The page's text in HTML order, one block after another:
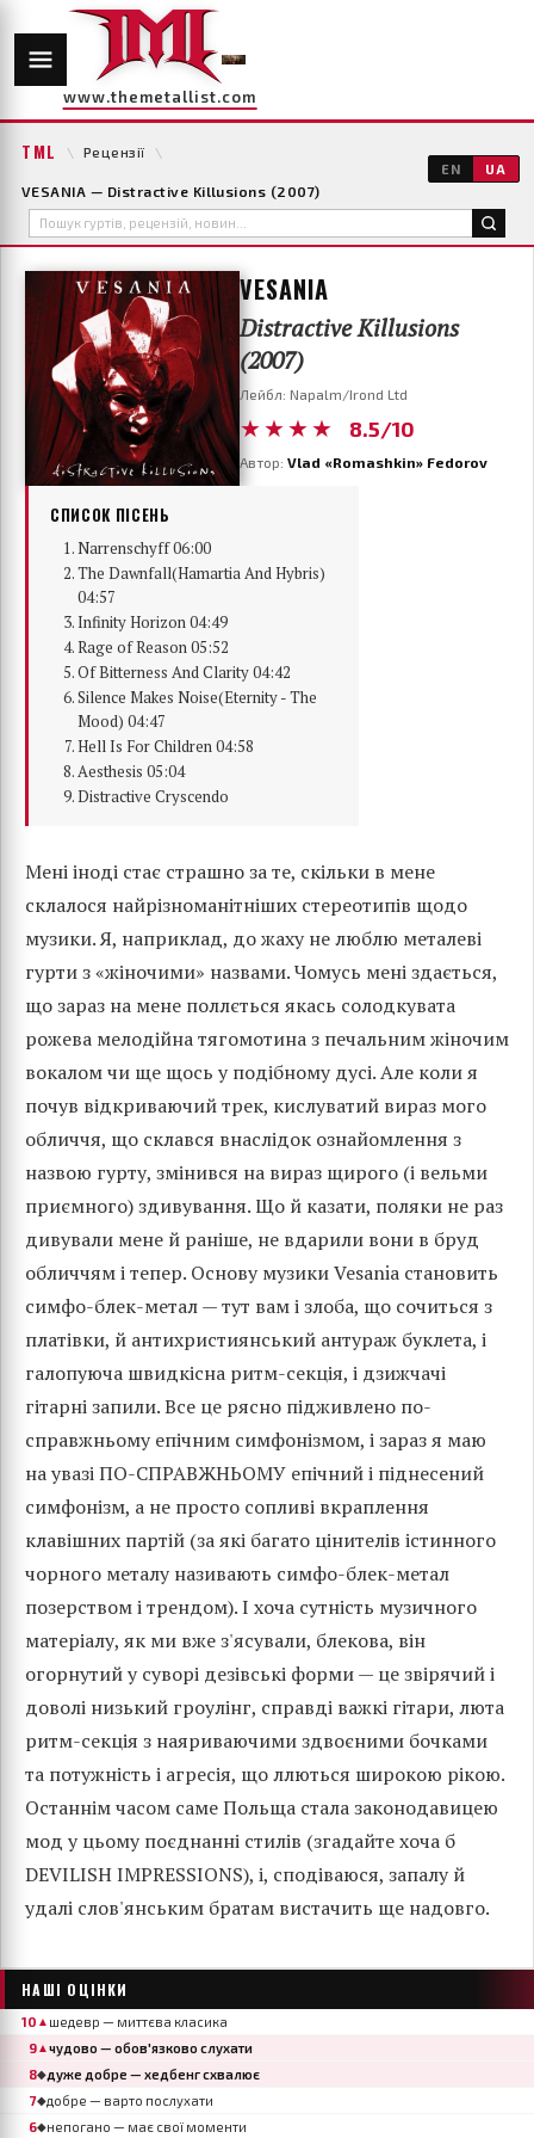
www.themetallist.com
TML \ Рецензії \
VESANIA — Distractive Killusions (2007)
EN UA
VESANIA
Distractive Killusions
(2007)
Лейбл: Napalm/Irond Ltd
★★★★ 8.5/10
Автор: Vlad «Romashkin» Fedorov
СПИСОК ПІСЕНЬ
Narrenschyff 06:00
The Dawnfall(Hamartia And Hybris)
04:57
Infinity Horizon 04:49
Rage of Reason 05:52
Of Bitterness And Clarity 04:42
Silence Makes Noise(Eternity - The
Mood) 04:47
Hell Is For Children 04:58
Aesthesis 05:04
Distractive Cryscendo
Мені іноді стає страшно за те, скільки в мене
склалося найрізноманітніших стереотипів щодо
музики. Я, наприклад, до жаху не люблю металеві
гурти з «жіночими» назвами. Чомусь мені здається,
що зараз на мене поллється якась солодкувата
рожева мелодійна тягомотина з печальним жіночим
вокалом чи ще щось у подібному дусі. Але коли я
почув відкриваючий трек, кислуватий вираз мого
обличчя, що склався внаслідок ознайомлення з
назвою гурту, змінився на вираз щирого (і вельми
приємного) здивування. Що й казати, поляки не раз
дивували мене й раніше, не вдарили вони в бруд
обличчям і тепер. Основу музики Vesania становить
симфо-блек-метал — тут вам і злоба, що сочиться з
платівки, й антихристиянський антураж буклета, і
галопуюча швидкісна ритм-секція, і дзижчачі
гітарні запили. Все це рясно підживлено по-
справжньому епічним симфонізмом, і зараз я маю
на увазі ПО-СПРАВЖНЬОМУ епічний і піднесений
симфонізм, а не просто сопливі вкраплення
клавішних партій (за які багато цінителів істинного
чорного металу називають симфо-блек-метал
позерством і трендом). І хоча сутність музичного
матеріалу, як ми вже з'ясували, блекова, він
огорнутий у суворі дезівські форми — це звірячий і
доволі низький гроулінг, справді важкі гітари, лютa
ритм-секція з наяривaючими здвоєними бочками
та потужність і агресія, що ллються широкою рікою.
Останнім часом саме Польща стала законодавицею
мод у цьому поєднанні стилів (згадайте хоча б
DEVILISH IMPRESSIONS), і, сподіваюся, запалу й
удалі слов'янським братам вистачить ще надовго.
НАШІ ОЦІНКИ
10 ▲ шедевр — миттєва класика
9▲чудово — обов'язково слухати
8◆дуже добре — хедбенг схвалює
7◆добре — варто послухати
6◆непогано — має свої моменти